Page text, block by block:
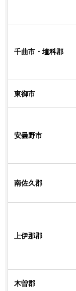
千曲市・埴科郡
東御市
安曇野市
南佐久郡
上伊那郡
木曽郡